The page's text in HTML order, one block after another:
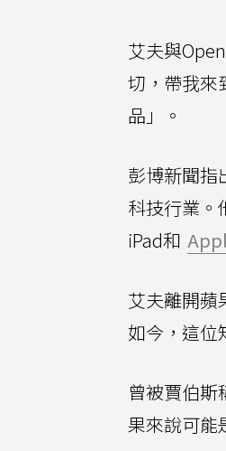
艾夫與
切，帶我來
品」。
彭博新聞指
科技行業。
iPad和
艾夫離開蘋
如今，這位
曾被賈伯
果來說可能